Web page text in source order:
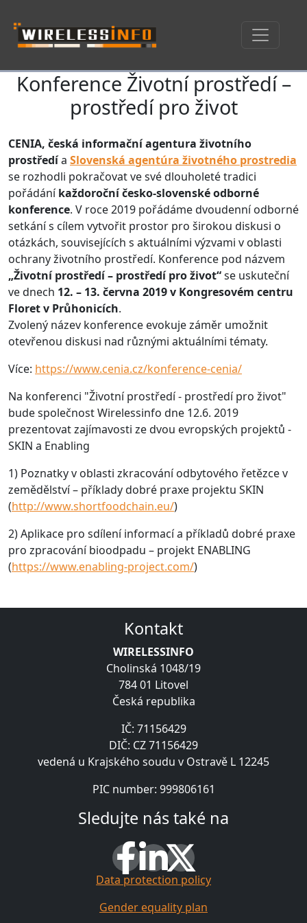
Skip navigation
Konference Životní prostředí –
prostředí pro život
CENIA, česká informační agentura životního
prostředía Slovenská agentúra životného prostredia
se rozhodli pokračovat ve své dlouholeté tradici
pořádáníkaždoroční česko-slovenské odborné
konference. V roce 2019 pořádáme dvoudenní odborné
setkání s cílem vytvořit prostor pro širokou diskusi o
otázkách, souvisejících s aktuálními výzvami v oblasti
ochrany životního prostředí. Konference pod názvem
„Životní prostředí – prostředí pro život“se uskuteční
ve dnech 12. – 13. června 2019 v Kongresovém centru
Floret v Průhonicích.
Zvolený název konference evokuje záměr umožnit
otevřenou diskusi nad různými aktuálními tématy.
Více: https://www.cenia.cz/konference-cenia/
Na konferenci "Životní prostředí - prostředí pro život"
bude společnost Wirelessinfo dne 12.6. 2019
prezentovat zajímavosti ze dvou evropských projektů -
SKIN a Enabling
1) Poznatky v oblasti zkracování odbytového řetězce v
zemědělství – příklady dobré praxe projektu SKIN
(http://www.shortfoodchain.eu/)
2) Aplikace pro sdílení informací a příkladů dobré praxe
pro zpracování bioodpadu – projekt ENABLING
(https://www.enabling-project.com/)
Kontakt
WIRELESSINFO
Cholinská 1048/19
784 01 Litovel
Česká republika
IČ: 71156429
DIČ: CZ 71156429
vedená u Krajského soudu v Ostravě L 12245
PIC number: 999806161
Sledujte nás také na
Data protection policy
Gender equality plan